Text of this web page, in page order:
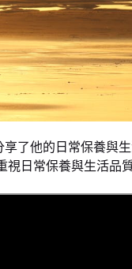
享了他的日常保養與
視日常保養與生活品